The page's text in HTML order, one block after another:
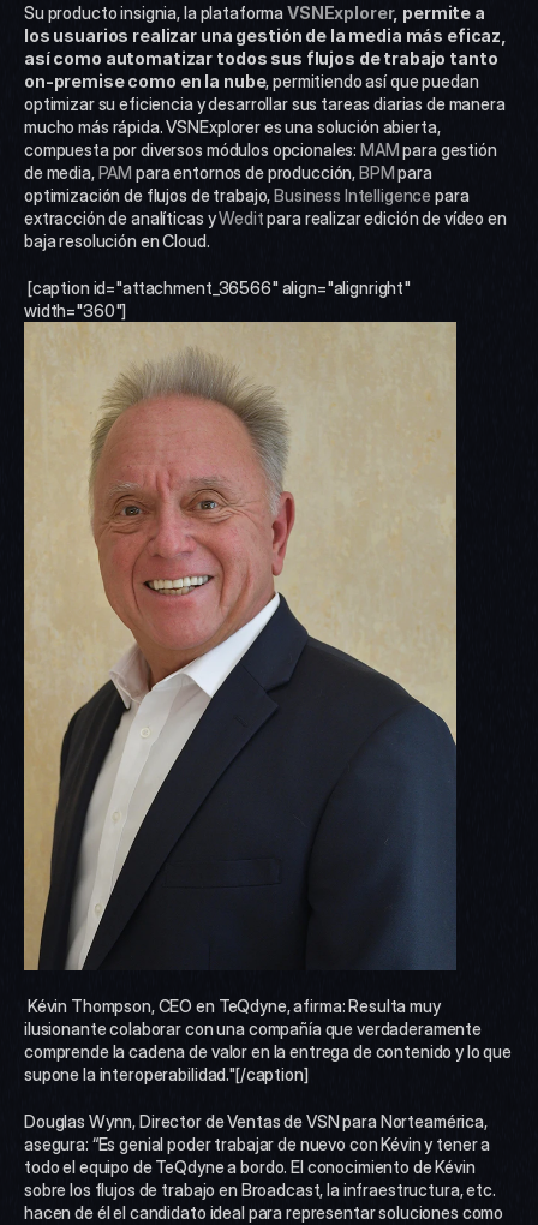
Su producto insignia, la plataforma VSNExplorer, permite a
los usuarios realizar una gestión de la media más eficaz,
así como automatizar todos sus flujos de trabajo tanto
on-premise como en la nube, permitiendo así que puedan
optimizar su eficiencia y desarrollar sus tareas diarias de manera
mucho más rápida. VSNExplorer es una solución abierta,
compuesta por diversos módulos opcionales: MAM para gestión
de media, PAM para entornos de producción, BPM para
optimización de flujos de trabajo, Business Intelligence para
extracción de analíticas y Wedit para realizar edición de vídeo en
baja resolución en Cloud.
width="360"]
ilusionante colaborar con una compañía que verdaderamente
comprende la cadena de valor en la entrega de contenido y lo que
supone la interoperabilidad."[/caption]
Douglas Wynn, Director de Ventas de VSN para Norteamérica,
asegura: “Es genial poder trabajar de nuevo con Kévin y tener a
todo el equipo de TeQdyne a bordo. El conocimiento de Kévin
sobre los flujos de trabajo en Broadcast, la infraestructura, etc.
hacen de él el candidato ideal para representar soluciones como